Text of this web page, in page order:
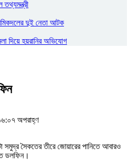
তথ্যমন্ত্রী
দুই নেতা আটক
দিয়ে হয়রানির অভিযোগ
অপরাহ্ণ
সমুদ্র সৈকতের তীরে জোয়ারের পানিতে আবারও
ডলফিন।